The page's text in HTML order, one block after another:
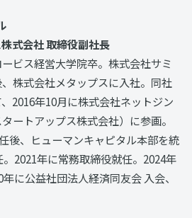
式会社 取締役副社長
ビス経営大学院卒。株式会社サミ
株式会社メタップスに入社。同社
2016年10月に株式会社ネットジン
ートアップス株式会社）に参画。
後、ヒューマンキャピタル本部を統
2021年に常務取締役就任。2024年
に公益社団法人経済同友会 入会、